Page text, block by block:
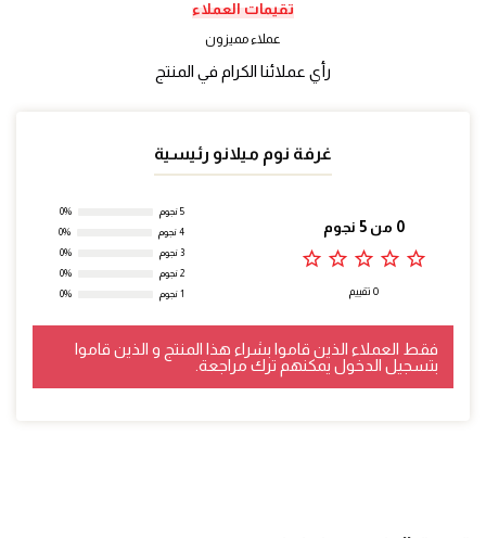
تقيمات العملاء
عملاء مميزون
رأي عملائنا الكرام في المنتج
غرفة نوم ميلانو رئيسية
0 من 5 نجوم
star_outline
star_outline
star_outline
star_outline
star_outline
0 تقييم
5 نجوم
0%
4 نجوم
0%
3 نجوم
0%
2 نجوم
0%
1 نجوم
0%
فقط العملاء الذين قاموا بشراء هذا المنتج و الذين قاموا
بتسجيل الدخول يمكنهم ترك مراجعة.